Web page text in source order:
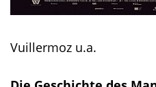
Vuillermoz u.a.